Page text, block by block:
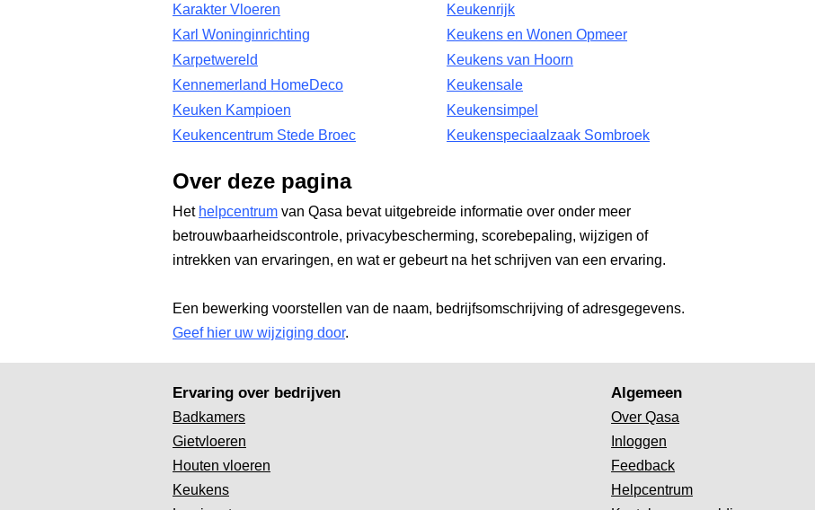
Karakter Vloeren
Karl Woninginrichting
Karpetwereld
Kennemerland HomeDeco
Keuken Kampioen
Keukencentrum Stede Broec
Keukenrijk
Keukens en Wonen Opmeer
Keukens van Hoorn
Keukensale
Keukensimpel
Keukenspeciaalzaak Sombroek
Over deze pagina
Het helpcentrum van Qasa bevat uitgebreide informatie over onder meer
betrouwbaarheidscontrole, privacybescherming, scorebepaling, wijzigen of
intrekken van ervaringen, en wat er gebeurt na het schrijven van een ervaring.
Een bewerking voorstellen van de naam, bedrijfsomschrijving of adresgegevens.
Geef hier uw wijziging door.
Ervaring over bedrijven
Badkamers
Gietvloeren
Houten vloeren
Keukens
Algemeen
Over Qasa
Inloggen
Feedback
Helpcentrum